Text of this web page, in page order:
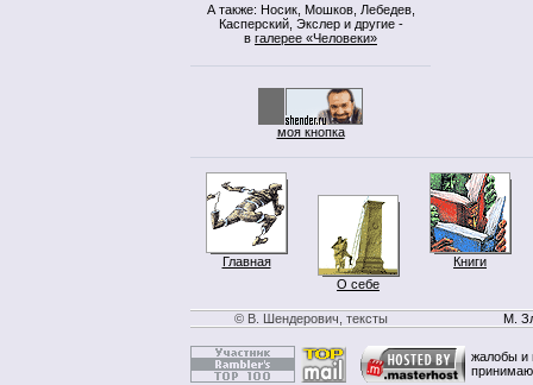
А также: Носик, Мошков, Лебедев,
Касперский, Экслер и другие -
в галерее «Человеки»
моя кнопка
Главная
О себе
Книги
© В. Шендерович, тексты М.
жалобы и